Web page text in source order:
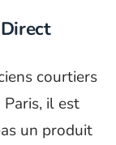
courtiers
il est
un produit